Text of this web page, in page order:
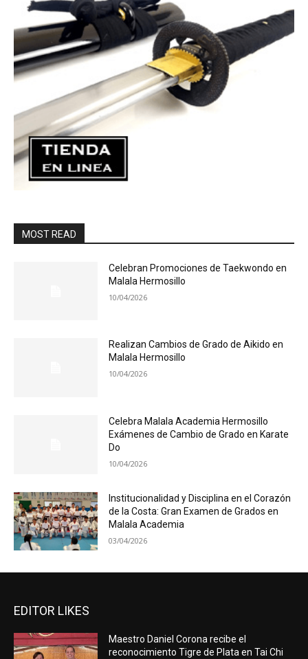
MOST READ
Celebran Promociones de Taekwondo en
Malala Hermosillo
10/04/2026
Realizan Cambios de Grado de Aikido en
Malala Hermosillo
10/04/2026
Celebra Malala Academia Hermosillo
Exámenes de Cambio de Grado en Karate
Do
10/04/2026
Institucionalidad y Disciplina en el Corazón
de la Costa: Gran Examen de Grados en
Malala Academia
03/04/2026
EDITOR LIKES
Maestro Daniel Corona recibe el
reconocimiento Tigre de Plata en Tai Chi